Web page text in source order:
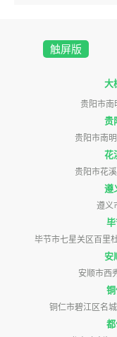
触屏版
大
贵阳市南
贵
贵阳市南
花
贵阳市花
遵
遵义
毕节市七星关区百里
安
安顺市西
铜仁市碧江区名